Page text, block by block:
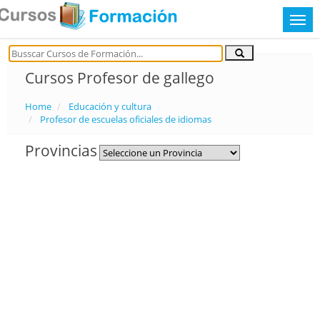
Cursos Profesor de gallego
Home
Educación y cultura
Profesor de escuelas oficiales de idiomas
Provincias